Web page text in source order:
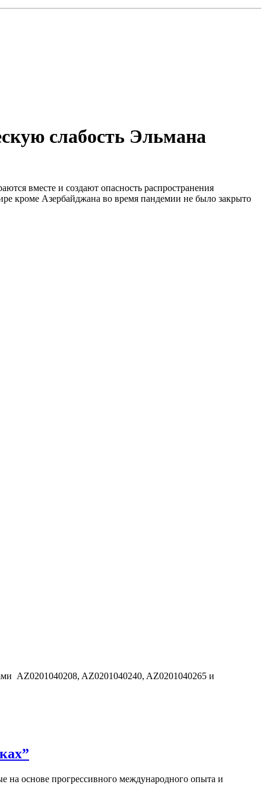
слабость Эльмана
вместе и создают опасность распространения
кроме Азербайджана во время пандемии не было закрыто
AZ0201040208, AZ0201040240, AZ0201040265 и
основе прогрессивного международного опыта и